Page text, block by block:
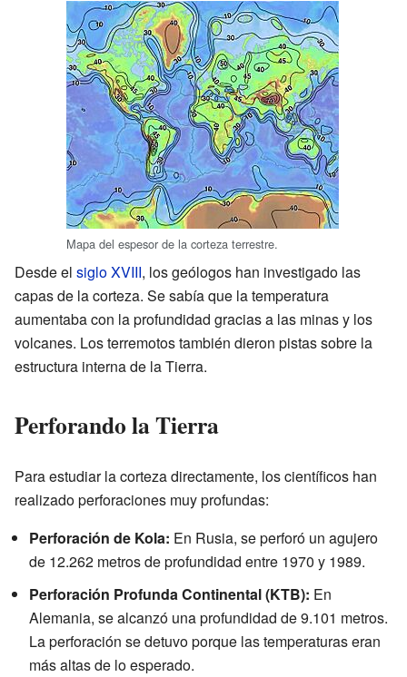
Mapa del espesor de la corteza terrestre.
Desde el siglo XVIII, los geólogos han investigado las
capas de la corteza. Se sabía que la temperatura
aumentaba con la profundidad gracias a las minas y los
volcanes. Los terremotos también dieron pistas sobre la
estructura interna de la Tierra.
Perforando la Tierra
Para estudiar la corteza directamente, los científicos han
realizado perforaciones muy profundas:
Perforación de Kola: En Rusia, se perforó un agujero
de 12.262 metros de profundidad entre 1970 y 1989.
Perforación Profunda Continental (KTB): En
Alemania, se alcanzó una profundidad de 9.101 metros.
La perforación se detuvo porque las temperaturas eran
más altas de lo esperado.